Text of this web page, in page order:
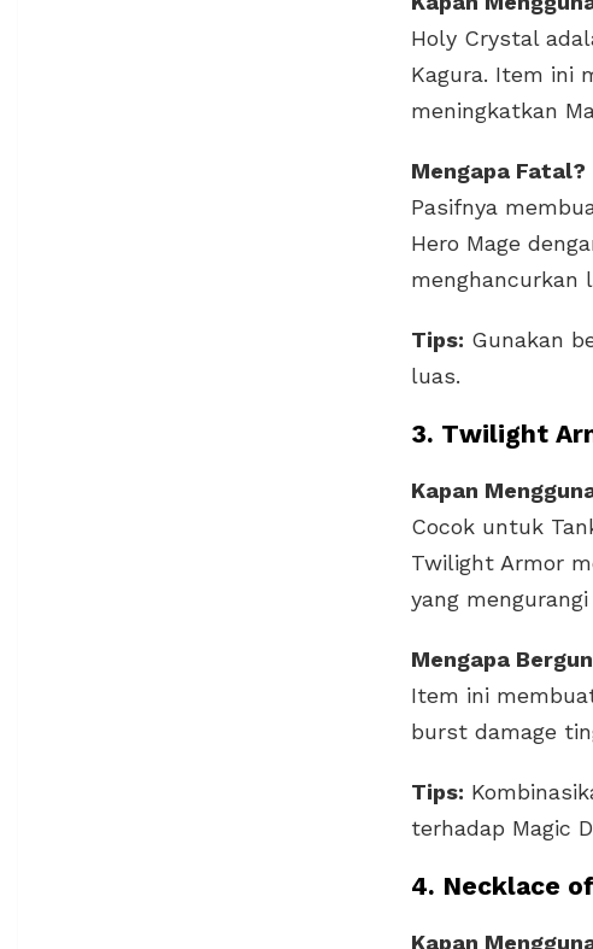
Holy Crystal
Kagura. Item ini
meningkatkan
Mengapa Fatal?
Pasifnya
Hero Mage
menghancurkan
Tips: Gunakan
luas.
3. Twilight
Kapan
Cocok untuk
Twilight Armor
yang
Mengapa
Item ini
burst damage
Tips:
terhadap Magic
4. Necklace
Kapan